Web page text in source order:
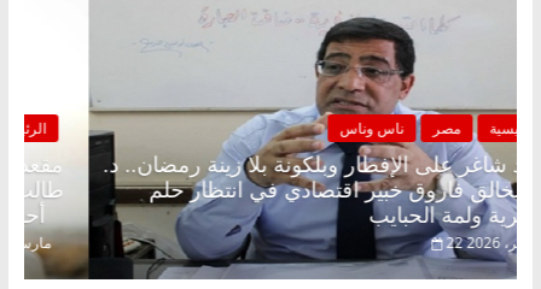
الرئيسية مصر ناس وناس
مقعد شاغر على الإفطار وبلكونة بلا زينة رمضان.. د.
عبدالخالق فاروق خبير اقتصادي في انتظار حلم
الحرية ولمة الحبايب
22 فبراير، 2026